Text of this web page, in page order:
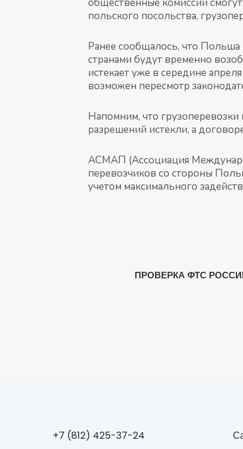
общественные комиссии
польского посольства,
Ранее сообщалось, что Польша
странами будут временно
истекает уже в середине
возможен пересмотр
Напомним, что
разрешений истекли, а
АСМАП (Ассоциация
перевозчиков со стороны
учетом максимального
ПРОВЕРКА ФТС
+7 (812) 425-37-24